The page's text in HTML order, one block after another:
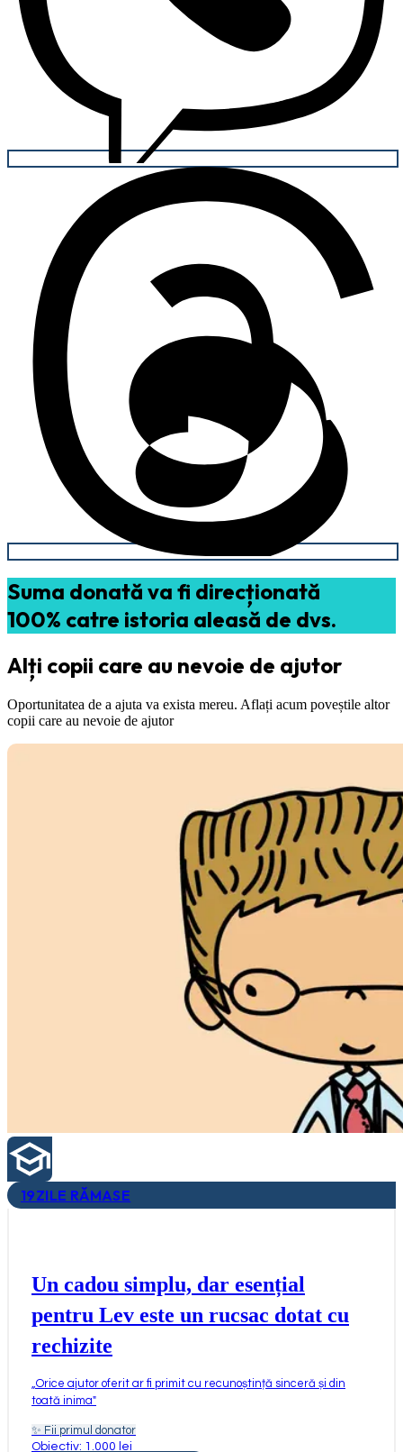
Suma donată va fi direcționată
100% catre istoria aleasă de dvs.
Alți copii care au nevoie de ajutor
Oportunitatea de a ajuta va exista mereu. Aflați acum poveștile altor
copii care au nevoie de ajutor
19ZILE RĂMASE
Un cadou simplu, dar esențial
pentru Lev este un rucsac dotat cu
rechizite
Orice ajutor oferit ar fi primit cu recunoștință sinceră și din
toată inima"
✨ Fii primul donator
Obiectiv: 1.000 lei